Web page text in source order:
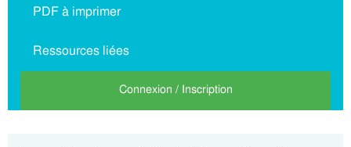
PDF à imprimer
Ressources liées
Connexion / Inscription